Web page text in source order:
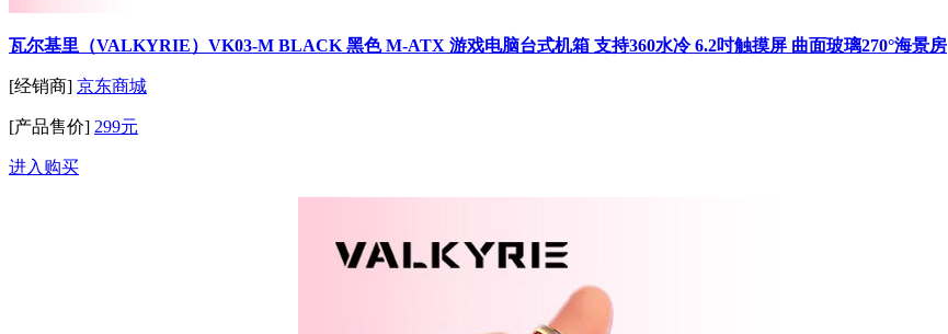
瓦尔基里（VALKYRIE）VK03-M BLACK 黑色 M-ATX 游戏电脑台式机箱 支持360水冷 6.2吋触摸屏 曲面玻璃270°海景房
[经销商] 京东商城
[产品售价] 299元
进入购买